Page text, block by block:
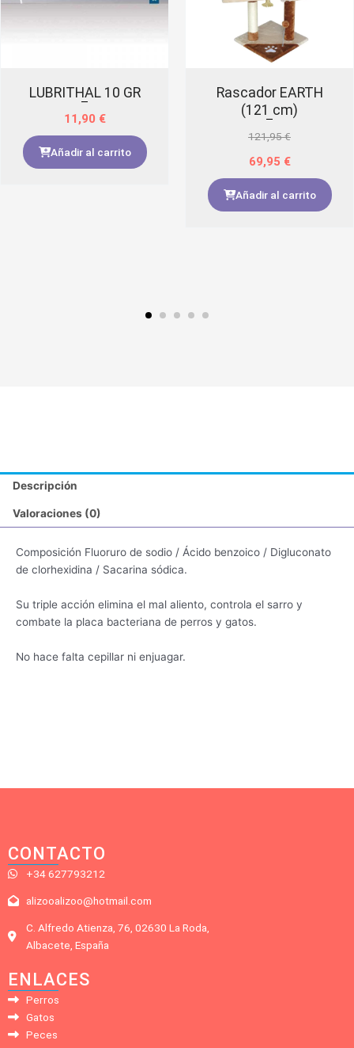
LUBRITHAL 10 GR
11,90 €
Añadir al carrito
Rascador EARTH
(121 cm)
121,95€
69,95 €
Añadir al carrito
Descripción
Valoraciones (0)
Composición Fluoruro de sodio / Ácido benzoico / Digluconato
de clorhexidina / Sacarina sódica.
Su triple acción elimina el mal aliento, controla el sarro y
combate la placa bacteriana de perros y gatos.
No hace falta cepillar ni enjuagar.
CONTACTO
+34 627793212
alizooalizoo@hotmail.com
C. Alfredo Atienza, 76, 02630 La Roda,
Albacete, España
ENLACES
Perros
Gatos
Peces